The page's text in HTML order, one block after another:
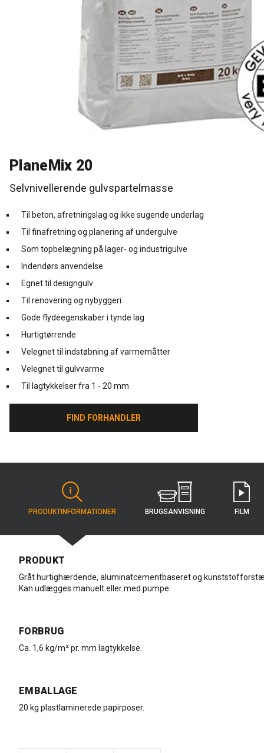
Rense- og plejemidler
Facadepuds og maling
Trinlydsdæmpning
PlaneMix 20
Selvnivellerende gulvspartelmasse
Til beton, afretningslag og ikke sugende underlag
Til finafretning og planering af undergulve
Som topbelægning på lager- og industrigulve
Indendørs anvendelse
Egnet til designgulv
Til renovering og nybyggeri
Gode flydeegenskaber i tynde lag
Hurtigtørrende
Velegnet til indstøbning af varmemåtter
Velegnet til gulvvarme
Til lagtykkelser fra 1 - 20 mm
FIND FORHANDLER
FIND FORHANDLER
PRODUKT­INFORMATIONER BRUGS­ANVISNING FILM
PRODUKT
Gråt hurtighærdende, aluminatcementbaseret og
Kan udlægges manuelt eller med pumpe.
FORBRUG
Ca. 1,6 kg/m² pr. mm lagtykkelse.
EMBALLAGE
20 kg plastlaminerede papirposer.